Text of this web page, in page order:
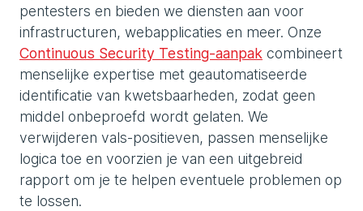
pentesters en bieden we diensten aan voor
infrastructuren, webapplicaties en meer. Onze
Continuous Security Testing-aanpak combineert
menselijke expertise met geautomatiseerde
identificatie van kwetsbaarheden, zodat geen
middel onbeproefd wordt gelaten. We
verwijderen vals-positieven, passen menselijke
logica toe en voorzien je van een uitgebreid
rapport om je te helpen eventuele problemen op
te lossen.